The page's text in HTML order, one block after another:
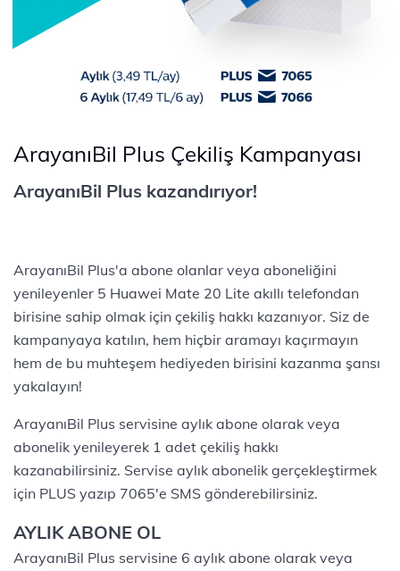
ArayanıBil Plus Çekiliş Kampanyası
ArayanıBil Plus kazandırıyor!
ArayanıBil Plus'a abone olanlar veya aboneliğini
yenileyenler 5 Huawei Mate 20 Lite akıllı telefondan
birisine sahip olmak için çekiliş hakkı kazanıyor. Siz de
kampanyaya katılın, hem hiçbir aramayı kaçırmayın
hem de bu muhteşem hediyeden birisini kazanma şansı
yakalayın!
​​​​​​​​​​ArayanıBil Plus servisine aylık abone olarak veya
abonelik yenileyerek 1 adet çekiliş hakkı
kazanabilirsiniz. Servise aylık abonelik gerçekleştirmek
için PLUS yazıp 7065'e SMS gönderebilirsiniz.
AYLIK ABONE OL
ArayanıBil Plus servisine 6 aylık abone olarak veya